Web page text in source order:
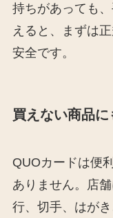
持ちがあっても
えると、まずは
安全です。
買えない商品に
QUOカードは便
ありません。店
行、切手、はが